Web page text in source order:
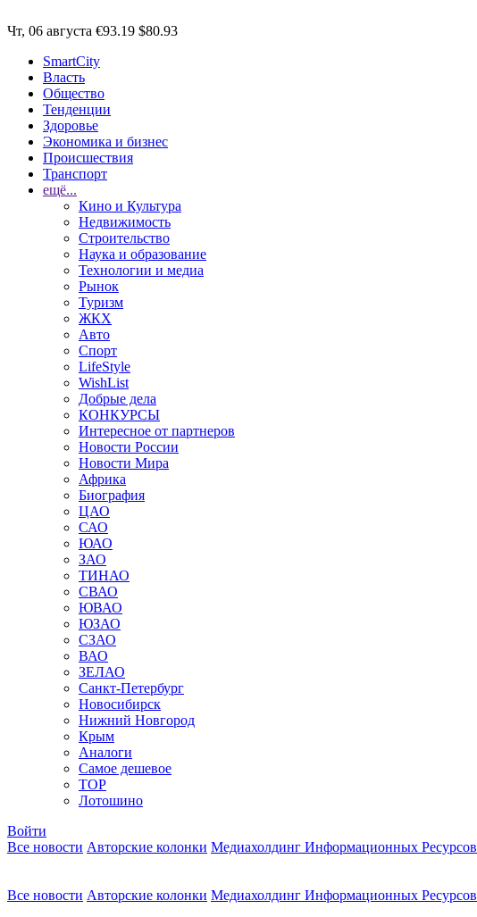
Чт, 06 августа €93.19 $80.93
SmartCity
Власть
Общество
Тенденции
Здоровье
Экономика и бизнес
Происшествия
Транспорт
ещё...
Кино и Культура
Недвижимость
Строительство
Наука и образование
Технологии и медиа
Рынок
Туризм
ЖКХ
Авто
Спорт
LifeStyle
WishList
Добрые дела
КОНКУРСЫ
Интересное от партнеров
Новости России
Новости Мира
Африка
Биография
ЦАО
САО
ЮАО
ЗАО
ТИНАО
СВАО
ЮВАО
ЮЗАО
СЗАО
ВАО
ЗЕЛАО
Санкт-Петербург
Новосибирск
Нижний Новгород
Крым
Аналоги
Самое дешевое
TOP
Лотошино
Войти
Все новости Авторские колонки Медиахолдинг Информационных Ресурсов
Все новости Авторские колонки Медиахолдинг Информационных Ресурсов